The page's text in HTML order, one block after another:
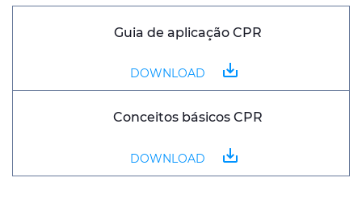
Guia de aplicação CPR
DOWNLOAD save_alt
Conceitos básicos CPR
DOWNLOAD save_alt